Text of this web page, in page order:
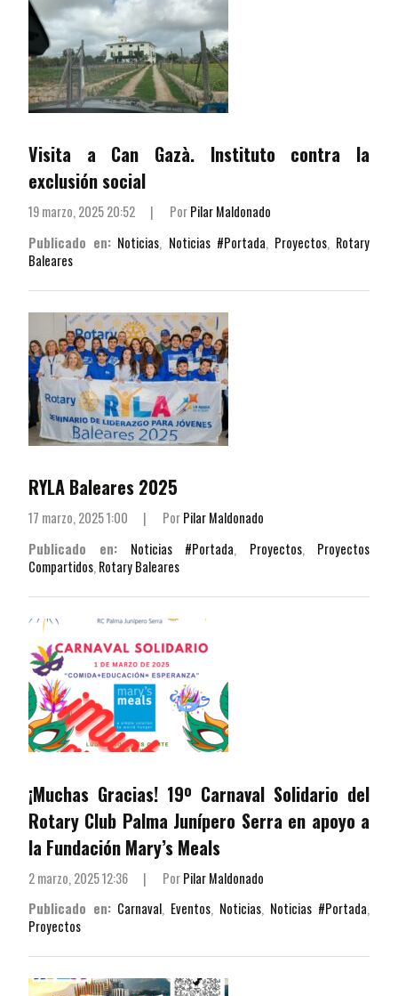
Visita a Can Gazà. Instituto contra la
exclusión social
19 marzo, 2025 20:52 | PorPilar Maldonado
Publicado en: Noticias, Noticias #Portada, Proyectos, Rotary
Baleares
RYLA Baleares 2025
17 marzo, 2025 1:00 | PorPilar Maldonado
Publicado en:
Noticias #Portada, Proyectos, Proyectos
Compartidos, Rotary Baleares
¡Muchas Gracias! 19º Carnaval Solidario del
Rotary Club Palma Junípero Serra en apoyo a
la Fundación Mary’s Meals
2 marzo, 2025 12:36 | PorPilar Maldonado
Publicado en: Carnaval, Eventos, Noticias, Noticias #Portada,
Proyectos